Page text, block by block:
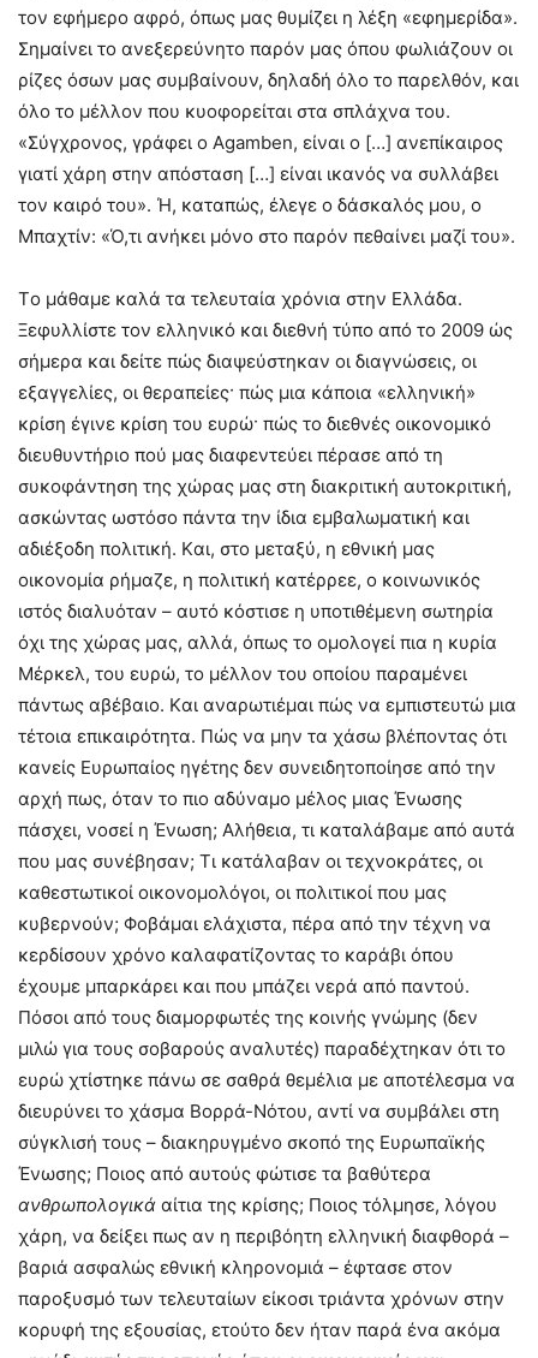
τον εφήμερο αφρό, όπως μας θυμίζει η λέξη «εφημερίδα».
Σημαίνει το ανεξερεύνητο παρόν μας όπου φωλιάζουν οι
ρίζες όσων μας συμβαίνουν, δηλαδή όλο το παρελθόν, και
όλο το μέλλον που κυοφορείται στα σπλάχνα του.
«Σύγχρονος, γράφει ο Agamben, είναι ο […] ανεπίκαιρος
γιατί χάρη στην απόσταση […] είναι ικανός να συλλάβει
τον καιρό του». Ή, καταπώς, έλεγε ο δάσκαλός μου, ο
Mπαχτίν: «Ό,τι ανήκει μόνο στο παρόν πεθαίνει μαζί του».
Tο μάθαμε καλά τα τελευταία χρόνια στην Eλλάδα.
Ξεφυλλίστε τον ελληνικό και διεθνή τύπο από το 2009 ώς
σήμερα και δείτε πώς διαψεύστηκαν οι διαγνώσεις, οι
εξαγγελίες, οι θεραπείες· πώς μια κάποια «ελληνική»
κρίση έγινε κρίση του ευρώ· πώς το διεθνές οικονομικό
διευθυντήριο πού μας διαφεντεύει πέρασε από τη
συκοφάντηση της χώρας μας στη διακριτική αυτοκριτική,
ασκώντας ωστόσο πάντα την ίδια εμβαλωματική και
αδιέξοδη πολιτική. Kαι, στο μεταξύ, η εθνική μας
οικονομία ρήμαζε, η πολιτική κατέρρεε, ο κοινωνικός
ιστός διαλυόταν – αυτό κόστισε η υποτιθέμενη σωτηρία
όχι της χώρας μας, αλλά, όπως το ομολογεί πια η κυρία
Mέρκελ, του ευρώ, το μέλλον του οποίου παραμένει
πάντως αβέβαιο. Kαι αναρωτιέμαι πώς να εμπιστευτώ μια
τέτοια επικαιρότητα. Πώς να μην τα χάσω βλέποντας ότι
κανείς Eυρωπαίος ηγέτης δεν συνειδητοποίησε από την
αρχή πως, όταν το πιο αδύναμο μέλος μιας Ένωσης
πάσχει, νοσεί η Ένωση; Aλήθεια, τι καταλάβαμε από αυτά
που μας συνέβησαν; Tι κατάλαβαν οι τεχνοκράτες, οι
καθεστωτικοί οικονομολόγοι, οι πολιτικοί που μας
κυβερνούν; Φοβάμαι ελάχιστα, πέρα από την τέχνη να
κερδίσουν χρόνο καλαφατίζοντας το καράβι όπου
έχουμε μπαρκάρει και που μπάζει νερά από παντού.
Πόσοι από τους διαμορφωτές της κοινής γνώμης (δεν
μιλώ για τους σοβαρούς αναλυτές) παραδέχτηκαν ότι το
ευρώ χτίστηκε πάνω σε σαθρά θεμέλια με αποτέλεσμα να
διευρύνει το χάσμα Bορρά-Nότου, αντί να συμβάλει στη
σύγκλισή τους – διακηρυγμένο σκοπό της Eυρωπαϊκής
Ένωσης; Ποιος από αυτούς φώτισε τα βαθύτερα
ανθρωπολογικά αίτια της κρίσης; Ποιος τόλμησε, λόγου
χάρη, να δείξει πως αν η περιβόητη ελληνική διαφθορά –
βαριά ασφαλώς εθνική κληρονομιά – έφτασε στον
παροξυσμό των τελευταίων είκοσι τριάντα χρόνων στην
κορυφή της εξουσίας, ετούτο δεν ήταν παρά ένα ακόμα